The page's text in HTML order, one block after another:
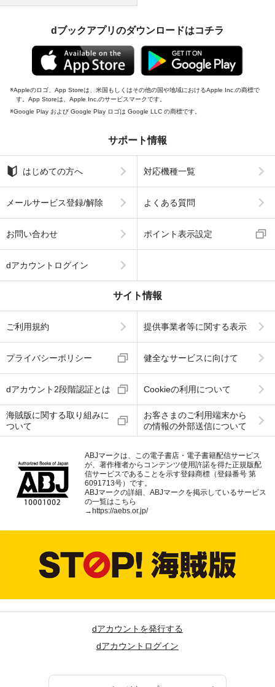
dブックアプリのダウンロードはコチラ
Appleのロゴ、App Storeは、米国もしくはその他の国や地域におけるApple Inc.の商標で
す。App Storeは、Apple Inc.のサービスマークです。
Google Play および Google Play ロゴは Google LLC の商標です。
サポート情報
はじめての方へ 対応機種一覧
メールサービス登録/解除 よくある質問
お問い合わせ ポイント表示設定
dアカウントログイン
サイト情報
ご利用規約 提供事業者等に関する表示
プライバシーポリシー 健全なサービスに向けて
dアカウント2段階認証とは Cookieの利用について
海賊版に関する取り組みに
ついて
お客さまのご利用端末から
の情報の外部送信について
ABJマークは、この電子書店・電子書籍配信サービス
が、著作権者からコンテンツ使用許諾を得た正規版配
信サービスであることを示す登録商標（登録番号 第
6091713号）です。
ABJマークの詳細、ABJマークを掲示しているサービス
の一覧はこちら
→https://aebs.or.jp/
dアカウントを発行する
dアカウントログイン